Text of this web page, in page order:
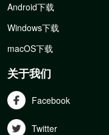
Android下载
Windows下载
macOS下载
关于我们
Facebook
Twitter